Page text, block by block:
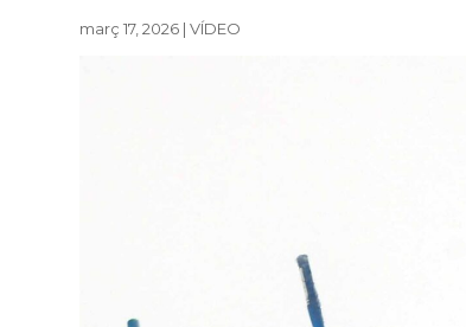
març 17, 2026 |VÍDEO